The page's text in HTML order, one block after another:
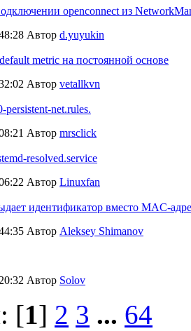
openconnect из
Автор d.yuyukin
metric на постоянной основе
Автор vetallkvn
persistent-net.rules.
Автор mrsclick
resolved.service
Автор Linuxfan
идентификатор вместо MAC-
Автор Aleksey Shimanov
Автор Solov
[1] 2 3 ... 64